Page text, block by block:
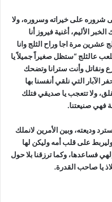
شروره على خيراته وسروره، ولا
الأليم، أغنية فيروز أنا
عشرين مرة اجا وراح الثلج وانا
عالثلج “ستظل صغيراً جميلاً يا
ونقاتل وأنت سترانا وتضحك
التي نلقي أنفسنا بها
ولا تتعجب يا صديقي فتلك
فهي صنيعتنا.
وديعته، وبين الأمرين لانملك
وليربط على قلب أمه وليكن لها
فساعدها، وكما ترزقنا بلا حول
يا صاحب القدرة.